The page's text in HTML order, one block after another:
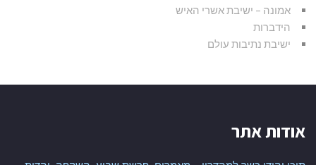
אמונה – ישיבת אשרי האיש
הידברות
ישיבת נתיבות עולם
אודות אתר